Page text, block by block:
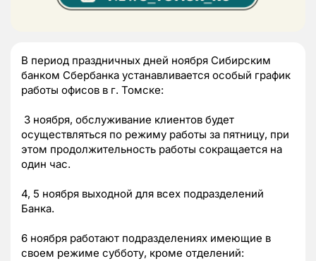
В период праздничных дней ноября Сибирским
банком Сбербанка устанавливается особый график
работы офисов в г. Томске:
3 ноября, обслуживание клиентов будет
осуществляться по режиму работы за пятницу, при
этом продолжительность работы сокращается на
один час.
4, 5 ноября выходной для всех подразделений
Банка.
6 ноября работают подразделениях имеющие в
своем режиме субботу, кроме отделений: